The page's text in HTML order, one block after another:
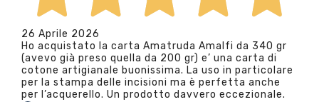
26 Aprile 2026
Ho acquistato la carta Amatruda Amalfi da 340 gr
(avevo già preso quella da 200 gr) e’ una carta di
cotone artigianale buonissima. La uso in particolare
per la stampa delle incisioni ma è perfetta anche
per l’acquerello. Un prodotto davvero eccezionale.